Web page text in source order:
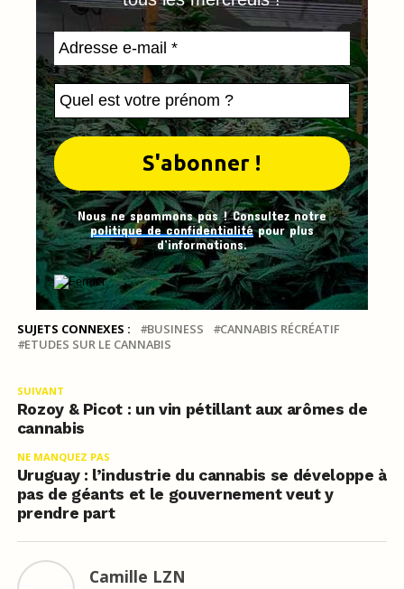
Nous ne spammons pas ! Consultez notre
politique de confidentialitépour plus
d’informations.
SUJETS CONNEXES : BUSINESS
CANNABIS RÉCRÉATIF
ETUDES SUR LE CANNABIS
SUIVANT
Rozoy & Picot : un vin pétillant aux arômes de
cannabis
NE MANQUEZ PAS
Uruguay : l’industrie du cannabis se développe à
pas de géants et le gouvernement veut y
prendre part
Camille LZN